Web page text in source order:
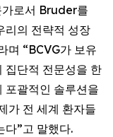
가로서 Bruder를
리의 전략적 성장
며 “BCVG가 보유
집단적 전문성을 한
포괄적인 솔루션을
가 전 세계 환자들
다”고 말했다.